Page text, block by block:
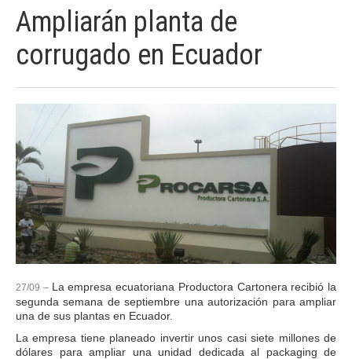
Ampliarán planta de
corrugado en Ecuador
27/09 – La empresa ecuatoriana Productora Cartonera recibió la
segunda semana de septiembre una autorización para ampliar
una de sus plantas en Ecuador.
La empresa tiene planeado invertir unos casi siete millones de
dólares para ampliar una unidad dedicada al packaging de